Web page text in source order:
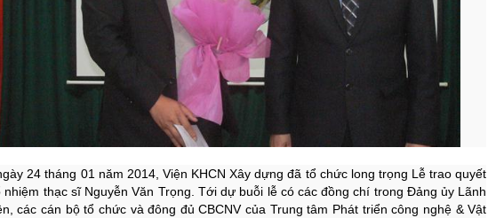
24 tháng 01 năm 2014, Viện KHCN Xây dựng đã tổ chức long trọng Lễ trao quyết
nhiệm thạc sĩ Nguyễn Văn Trọng. Tới dự buỗi lễ có các đồng chí trong Đảng ủy Lãnh
các cán bộ tổ chức và đông đủ CBCNV của Trung tâm Phát triển công nghệ & Vật